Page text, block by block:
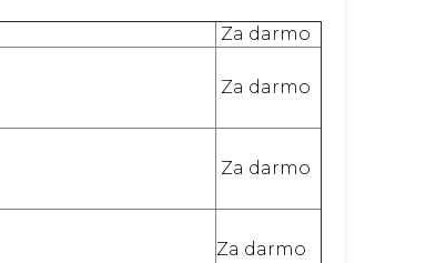
Za darmo
Za darmo
Za darmo
Za darmo